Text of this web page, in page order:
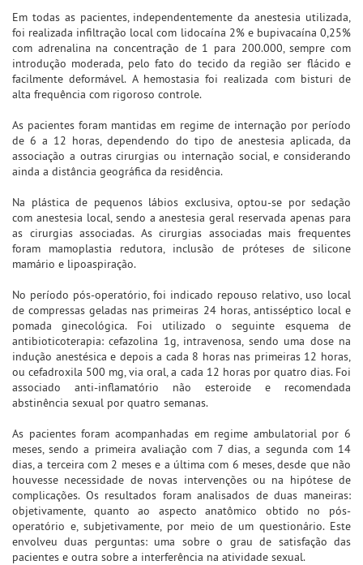
Em todas as pacientes, independentemente da anestesia utilizada,
foi realizada infiltração local com lidocaína 2% e bupivacaína 0,25%
com adrenalina na concentração de 1 para 200.000, sempre com
introdução moderada, pelo fato do tecido da região ser flácido e
facilmente deformável. A hemostasia foi realizada com bisturi de
alta frequência com rigoroso controle.
As pacientes foram mantidas em regime de internação por período
de 6 a 12 horas, dependendo do tipo de anestesia aplicada, da
associação a outras cirurgias ou internação social, e considerando
ainda a distância geográfica da residência.
Na plástica de pequenos lábios exclusiva, optou-se por sedação
com anestesia local, sendo a anestesia geral reservada apenas para
as cirurgias associadas. As cirurgias associadas mais frequentes
foram mamoplastia redutora, inclusão de próteses de silicone
mamário e lipoaspiração.
No período pós-operatório, foi indicado repouso relativo, uso local
de compressas geladas nas primeiras 24 horas, antisséptico local e
pomada ginecológica. Foi utilizado o seguinte esquema de
antibioticoterapia: cefazolina 1g, intravenosa, sendo uma dose na
indução anestésica e depois a cada 8 horas nas primeiras 12 horas,
ou cefadroxila 500 mg, via oral, a cada 12 horas por quatro dias. Foi
associado anti-inflamatório não esteroide e recomendada
abstinência sexual por quatro semanas.
As pacientes foram acompanhadas em regime ambulatorial por 6
meses, sendo a primeira avaliação com 7 dias, a segunda com 14
dias, a terceira com 2 meses e a última com 6 meses, desde que não
houvesse necessidade de novas intervenções ou na hipótese de
complicações. Os resultados foram analisados de duas maneiras:
objetivamente, quanto ao aspecto anatômico obtido no pós-
operatório e, subjetivamente, por meio de um questionário. Este
envolveu duas perguntas: uma sobre o grau de satisfação das
pacientes e outra sobre a interferência na atividade sexual.